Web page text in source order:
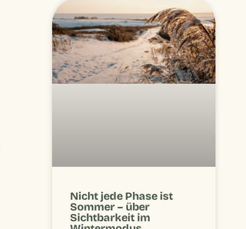
Nicht jede Phase ist
Sommer – über
Sichtbarkeit im